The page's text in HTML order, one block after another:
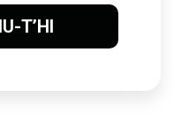
T’HI